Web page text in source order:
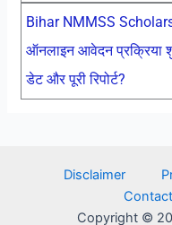
Bihar NMMSS
ऑनलाइन आवेदन प्रक्रिया
डेट और पूरी रिपोर्ट?
Disclaimer
Copyright ©